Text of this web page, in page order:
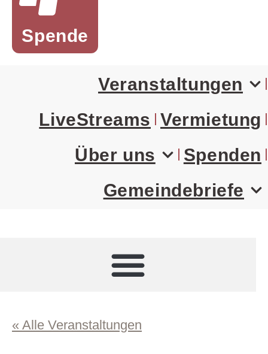
Spende
Veranstaltungen
LiveStreams Vermietung
Über uns
Spenden
Gemeindebriefe
« Alle Veranstaltungen